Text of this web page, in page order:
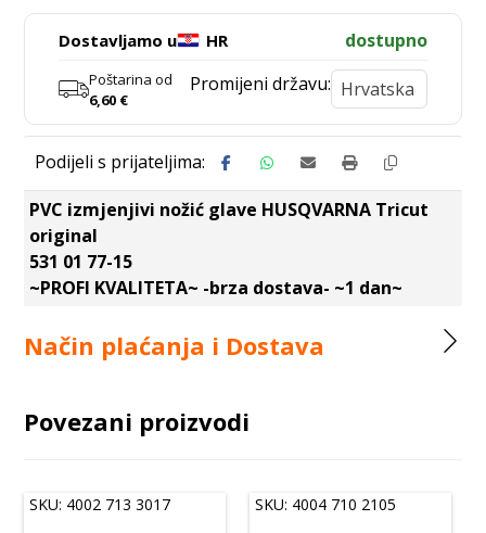
Dostavljamo u HR dostupno
Poštarina od
6,60 €
Promijeni državu:
PVC izmjenjivi nožić glave HUSQVARNA Tricut
original
531 01 77-15
~PROFI KVALITETA~ -brza dostava- ~1 dan~
Način plaćanja i Dostava
Povezani proizvodi
SKU: 4002 713 3017 SKU: 4004 710 2105